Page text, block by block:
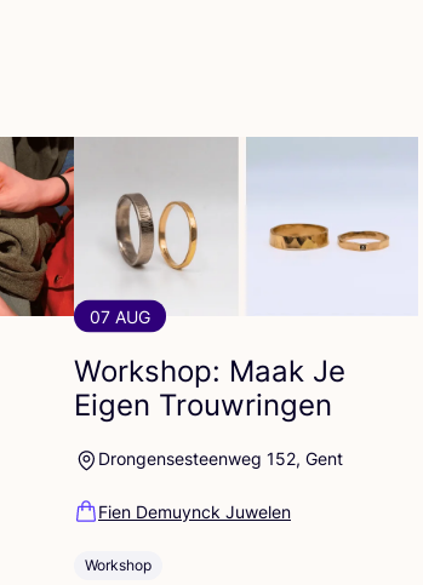
07 AUG
Workshop: Maak Je
Eigen Trouwringen
Drongensesteenweg 152, Gent
Fien Demuynck Juwelen
Workshop